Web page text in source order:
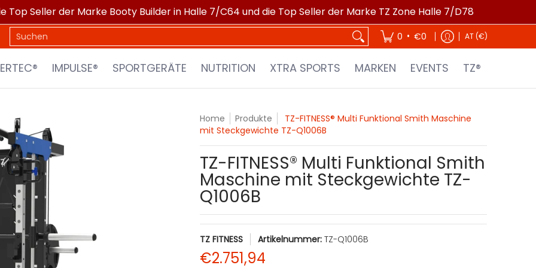
Top Seller der Marke Booty Builder in Halle 7/C64 und die Top Seller der Marke TZ Zone Halle 7/D78
SPORTGERÄTE NUTRITION XTRA SPORTS MARKEN EVENTS TZ®
Suchen 0 • €0 AT (€)
IMPULSE® SPORTGERÄTE NUTRITION XTRA SPORTS MARKEN EVENTS TZ®
Home Produkte
TZ-FITNESS® Multi Funktional Smith Maschine
mit Steckgewichte TZ-Q1006B
TZ-FITNESS® Multi Funktional Smith
Maschine mit Steckgewichte TZ-
Q1006B
TZ FITNESS Artikelnummer:TZ-Q1006B
€2.751,94